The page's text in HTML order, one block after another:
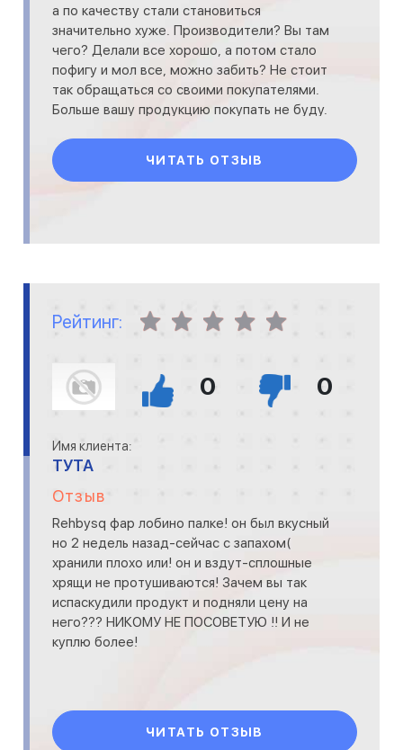
а по качеству стали становиться
значительно хуже. Производители? Вы там
чего? Делали все хорошо, а потом стало
пофигу и мол все, можно забить? Не стоит
так обращаться со своими покупателями.
Больше вашу продукцию покупать не буду.
ЧИТАТЬ ОТЗЫВ
Рейтинг:
0 0
Имя клиента:
ТУТА
Отзыв
Rehbysq фар лобино палке! он был вкусный
но 2 недель назад-сейчас с запахом(
хранили плохо или! он и вздут-сплошные
хрящи не протушиваются! Зачем вы так
испаскудили продукт и подняли цену на
него??? НИКОМУ НЕ ПОСОВЕТУЮ !! И не
куплю более!
ЧИТАТЬ ОТЗЫВ